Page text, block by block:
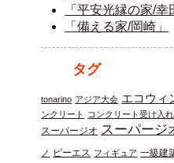
「平安光縁の家/幸
「備える家/岡崎」
タグ
tonarino アジア大会 エコウィ
ンクリート
コンクリート受け入
スーパージオ スーパージ
ノ ピーエス フィギュア 一級建